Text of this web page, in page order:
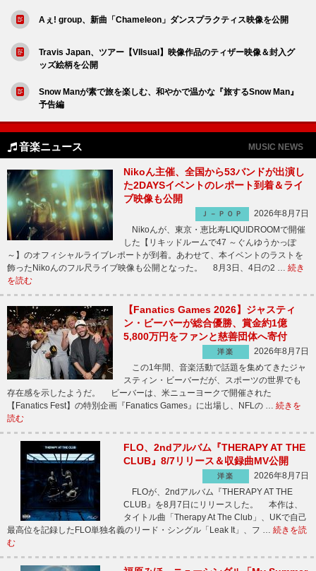
Aぇ! group、新曲「Chameleon」ダンスプラクティス映像を公開
Travis Japan、ツアー【VIIsual】映像作品のティザー映像＆封入グ
ッズ絵柄を公開
Snow Manが素で旅を楽しむ、和やかで温かな『旅するSnow Man』
予告編
音楽ニュース MUSIC NEWS
Nikoん主催、全国から53バンドが出演し
た2DAYSイベントのレポート到着＆ライ
ブ映像も公開
Ｊ－ＰＯＰ
2026年8月7日
Nikoんが、東京・恵比寿LIQUIDROOMで開催
した【リキッドルームで47 ～ぐんゆうかっぽ
～】のオフィシャルライブレポートが到着。あわせて、本イベントのラストを
飾ったNikoんのフル尺ライブ映像も公開となった。 8月3日、4日の2 … 続き
を読む
【Fanatics Games 2026】ジャスティ
ン・ビーバーが総合優勝、賞金約1億
5,800万円をファンと慈善団体へ寄付
洋楽
2026年8月7日
この1年間、音楽活動で話題を集めてきたジャ
スティン・ビーバーだが、スポーツの世界でも
存在感を示したようだ。 ビーバーは、米ニューヨークで開催された
【Fanatics Fest】の特別企画『Fanatics Games』に出場し、NFLの … 続きを
読む
FLO、2ndアルバム『THERAPY AT THE
CLUB』8/7リリース＆収録曲MV公開
洋楽
2026年8月7日
FLOが、2ndアルバム『THERAPY AT THE
CLUB』を8月7日にリリースした。 本作は、
タイトル曲「Therapy At The Club」、UKで自己
最高位を記録したFLO単独名義のリード・シングル「Leak It」、フ … 続きを読
む